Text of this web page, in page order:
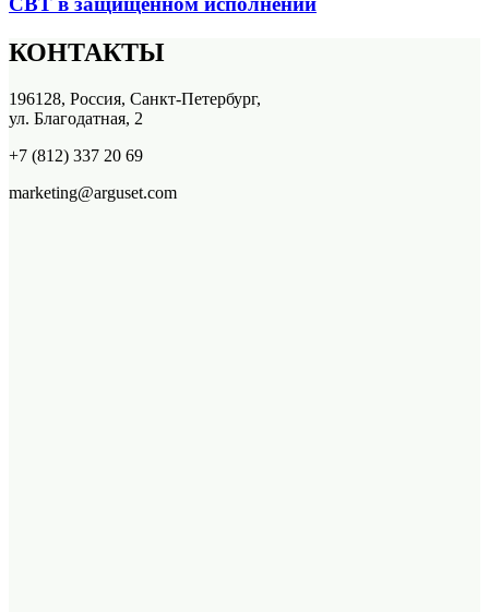
КОНТАКТЫ
196128, Россия, Санкт-Петербург,
ул. Благодатная, 2
+7 (812) 337 20 69
marketing@arguset.com